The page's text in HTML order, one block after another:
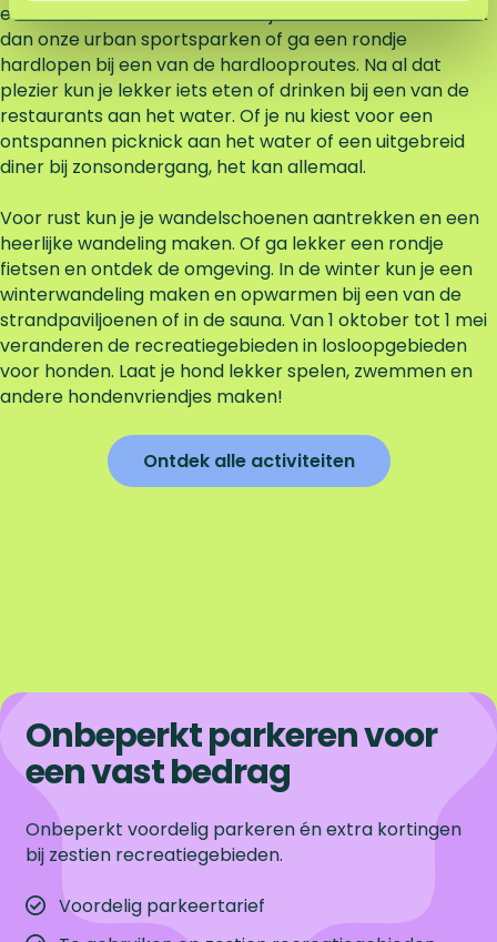
een van de waterskibanen. Wil je lekker trainen? Bezoek
dan onze urban sportsparken of ga een rondje
hardlopen bij een van de hardlooproutes. Na al dat
plezier kun je lekker iets eten of drinken bij een van de
restaurants aan het water. Of je nu kiest voor een
ontspannen picknick aan het water of een uitgebreid
diner bij zonsondergang, het kan allemaal.
Voor rust kun je je wandelschoenen aantrekken en een
heerlijke wandeling maken. Of ga lekker een rondje
fietsen en ontdek de omgeving. In de winter kun je een
winterwandeling maken en opwarmen bij een van de
strandpaviljoenen of in de sauna. Van 1 oktober tot 1 mei
veranderen de recreatiegebieden in losloopgebieden
voor honden. Laat je hond lekker spelen, zwemmen en
andere hondenvriendjes maken!
Ontdek alle activiteiten
Onbeperkt parkeren voor
een vast bedrag
Onbeperkt voordelig parkeren én extra kortingen
bij zestien recreatiegebieden.
Voordelig parkeertarief